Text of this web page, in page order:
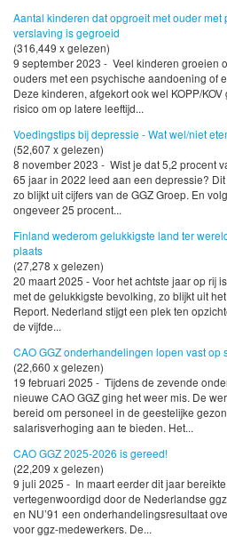
Aantal kinderen dat opgroeit met ouder
verslaving is gegroeid
(316,449 x gelezen)
9 september 2023 - Veel kinderen groeien
ouders met een psychische aandoening of
Deze kinderen, afgekort ook wel KOPP/
risico om op latere leeftijd...
Voedingstips bij depressie - Wat wel/niet
(52,607 x gelezen)
8 november 2023 - Wist je dat 5,2 procent
65 jaar in 2022 leed aan een depressie?
zo blijkt uit cijfers van de GGZ Groep. En
ongeveer 25 procent...
Finland wederom gelukkigste land ter
plaats
(27,278 x gelezen)
20 maart 2025 - Voor het achtste jaar op rij
met de gelukkigste bevolking, zo blijkt uit
Report. Nederland stijgt een plek ten
de vijfde...
CAO GGZ onderhandelingen lopen vast op
(22,660 x gelezen)
19 februari 2025 - Tijdens de zevende
nieuwe CAO GGZ ging het weer mis. De
bereid om personeel in de geestelijke
salarisverhoging aan te bieden. Het...
CAO GGZ 2025-2026 is gereed!
(22,209 x gelezen)
9 juli 2025 - In maart eerder dit jaar
vertegenwoordigd door de Nederlandse
en NU’91 een onderhandelingsresultaat
voor ggz-medewerkers. De...